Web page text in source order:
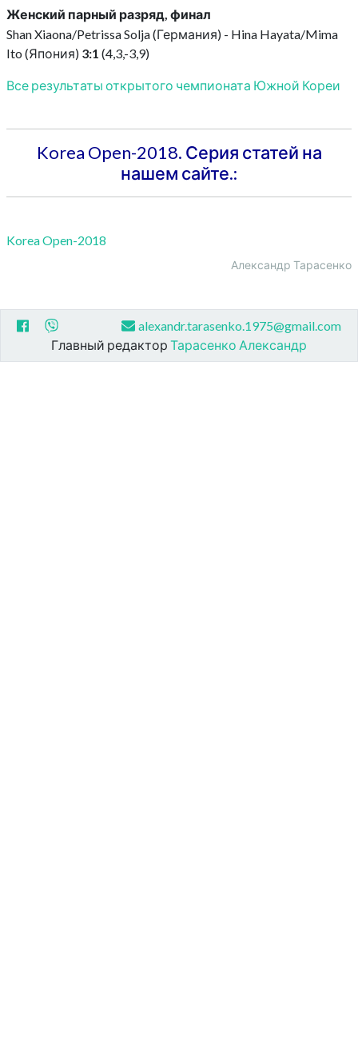
Женский парный разряд, финал
Shan Xiaona/Petrissa Solja (Германия) - Hina Hayata/Mima
Ito (Япония) 3:1 (4,3,-3,9)
Все результаты открытого чемпионата Южной Кореи
Korea Open-2018. Серия статей на
нашем сайте.:
Korea Open-2018
Александр Тарасенко
alexandr.tarasenko.1975@gmail.com
Главный редактор Тарасенко Александр